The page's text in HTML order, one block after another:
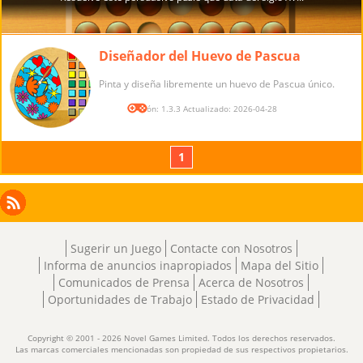
Diseñador del Huevo de Pascua
Pinta y diseña libremente un huevo de Pascua único.
Versión: 1.3.3 Actualizado: 2026-04-28
1
Facebook
Instagram
X
LinkedIn
RSS
Sugerir un Juego
Contacte con Nosotros
Informa de anuncios inapropiados
Mapa del Sitio
Comunicados de Prensa
Acerca de Nosotros
Oportunidades de Trabajo
Estado de Privacidad
Copyright © 2001 - 2026 Novel Games Limited. Todos los derechos reservados.
Las marcas comerciales mencionadas son propiedad de sus respectivos propietarios.